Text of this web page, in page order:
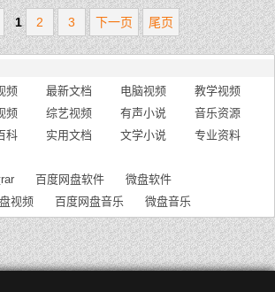
1 2 3 下一页 尾页
频 最新文档 电脑视频
教学视频
频 综艺视频 有声小说
音乐资源
科 实用文档 文学小说
专业资料
百度网盘软件
微盘软件
视频 百度网盘音乐 微盘音乐